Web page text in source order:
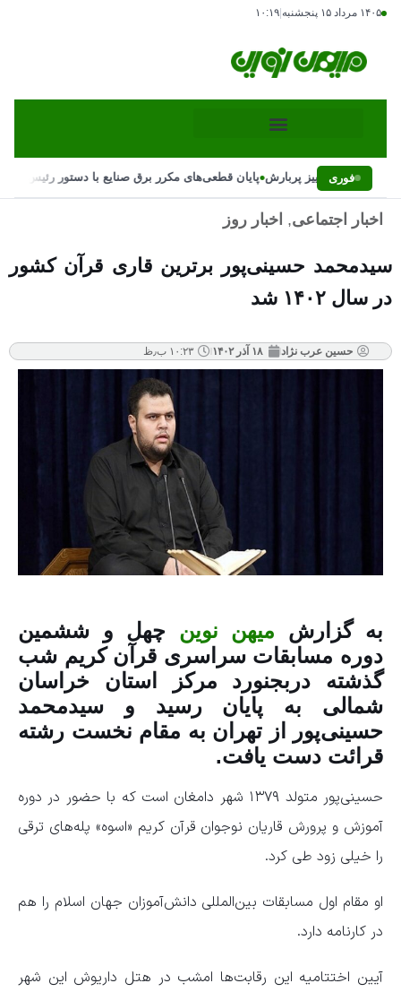
۱۴۰۵ مرداد ۱۵ پنجشنبه ۱۰:۱۹
فوری
و احتمال پاییز پربارش •پایان قطعی‌های مکرر برق صنایع با دستور رئیس‌جمهور
اخبار اجتماعی, اخبار روز
سیدمحمد حسینی‌پور برترین قاری قرآن کشور
در سال ۱۴۰۲ شد
حسین عرب نژاد ۱۸ آذر ۱۴۰۲ ۱۰:۲۳ ب٫ظ
به گزارش میهن نوین چهل و ششمین
دوره مسابقات سراسری قرآن کریم شب
گذشته دربجنورد مرکز استان خراسان
شمالی به پایان رسید و سیدمحمد
حسینی‌پور از تهران به مقام نخست رشته
قرائت دست یافت.
حسینی‌پور متولد ۱۳۷۹ شهر دامغان است که با حضور در دوره
آموزش و پرورش قاریان نوجوان قرآن کریم «اسوه» پله‌های ترقی
را خیلی زود طی کرد.
او مقام اول مسابقات بین‌المللی دانش‌آموزان جهان اسلام را هم
در کارنامه دارد.
آیین اختتامیه این رقابت‌ها امشب در هتل داریوش این شهر